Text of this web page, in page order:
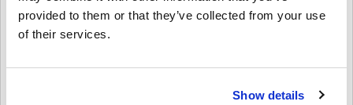
provided to them or that they’ve collected from your use
of their services.
Show details
Nintendo eShop-kaart 50 EUR
Nintendo eShop-kaart 75 EUR
land/regio. Dus wacht niet langer, ga naar Livecards.net en koop